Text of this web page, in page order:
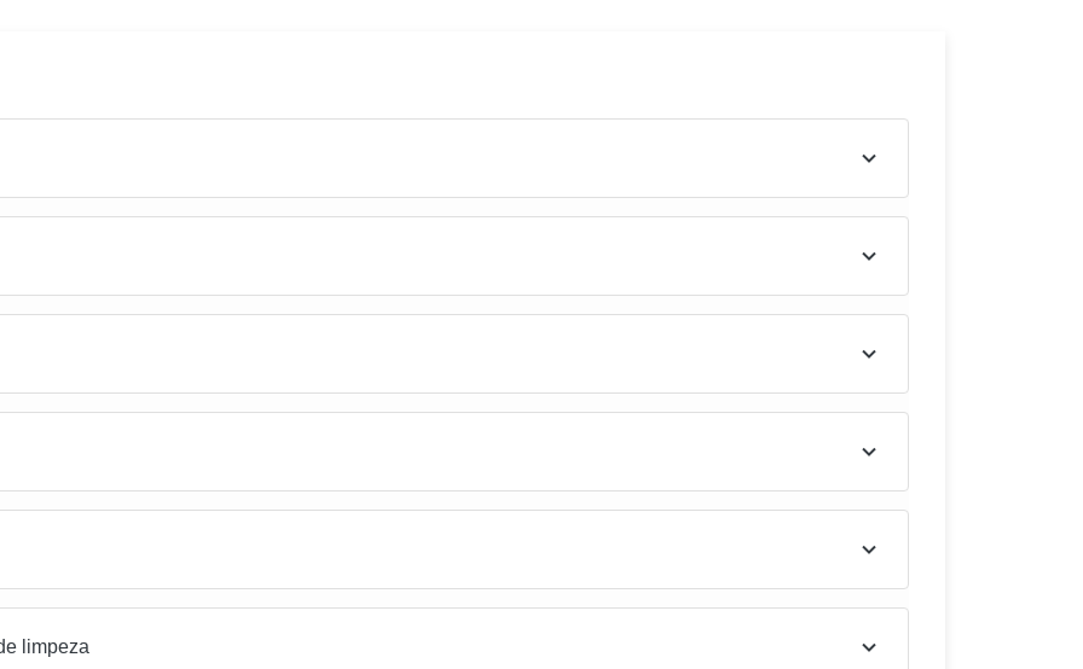
limpeza